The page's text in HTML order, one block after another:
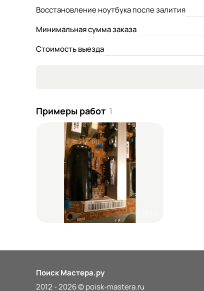
Восстановление ноутбука после залития
Минимальная сумма заказа
Стоимость выезда
Примеры работ 1
Поиск Мастера.ру
2012 - 2026 © poisk-mastera.ru